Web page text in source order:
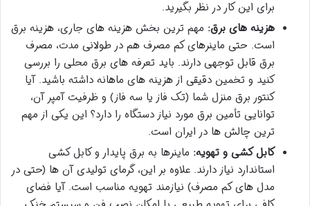
برای این کار در نظر بگیرید.
هزینه های برق: مهم ترین بخش هزینه های جاری، هزینه برق
است. حتی ماینرهای کم مصرف هم در طولانی مدت، مصرف
برق قابل توجهی دارند. باید تعرفه های برق محلی را بررسی
کنید و تخمین دقیقی از هزینه های ماهانه داشته باشید. آیا
کنتور برق منزل شما (تک فاز یا سه فاز) و ظرفیت آمپر آن،
توانایی تأمین برق مورد نیاز دستگاه را دارد؟ این یکی از مهم
ترین چالش ها در ایران است.
کابل کشی و تهویه: ماینرها به برق پایدار و کابل کشی
استاندارد نیاز دارند. علاوه بر این، گرمای تولیدی آن ها (حتی در
مدل های کم مصرف) نیازمند تهویه مناسب است. آیا فضای